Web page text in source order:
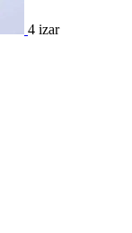
4 izar